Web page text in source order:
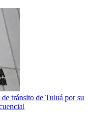
tránsito de Tuluá por su